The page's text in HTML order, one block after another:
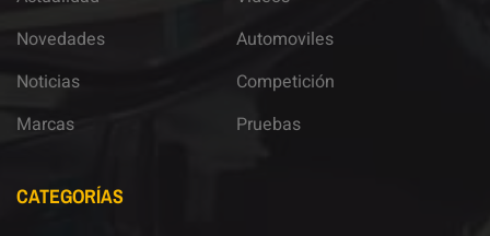
Novedades
Noticias
Marcas
Automoviles
Competición
Pruebas
CATEGORÍAS